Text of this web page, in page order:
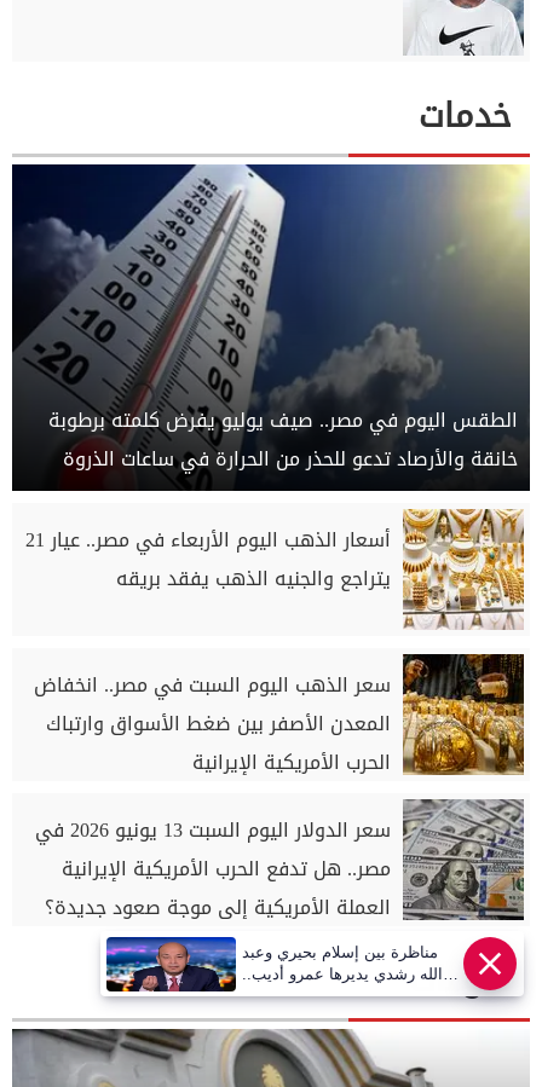
خدمات
الطقس اليوم في مصر.. صيف يوليو يفرض كلمته برطوبة
خانقة والأرصاد تدعو للحذر من الحرارة في ساعات الذروة
أسعار الذهب اليوم الأربعاء في مصر.. عيار 21
يتراجع والجنيه الذهب يفقد بريقه
سعر الذهب اليوم السبت في مصر.. انخفاض
المعدن الأصفر بين ضغط الأسواق وارتباك
الحرب الأمريكية الإيرانية
سعر الدولار اليوم السبت 13 يونيو 2026 في
مصر.. هل تدفع الحرب الأمريكية الإيرانية
العملة الأمريكية إلى موجة صعود جديدة؟
منوعاتمناظرة بين إسلام بحيري وعبد
الله رشدي يديرها عمرو أديب..
قريبا | أهل مصر